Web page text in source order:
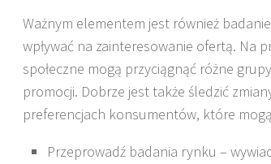
Ważnym elementem jest również
wpływać na zainteresowanie ofertą. Na
społeczne mogą przyciągnąć różne
promocji. Dobrze jest także śledzić
preferencjach konsumentów, które
Przeprowadź badania rynku –